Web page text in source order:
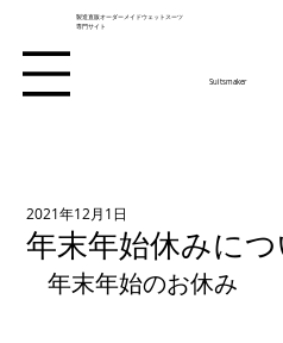
Suitsmaker
製造直販オーダーメイドウェットスーツ
専門サイト
年末年始休みに
2021年12月1日
年末年始のお休み